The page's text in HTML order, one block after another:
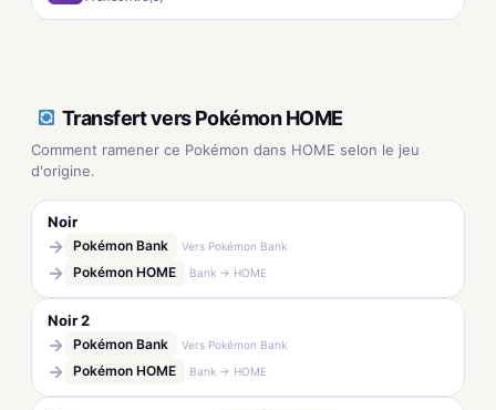
Transfert vers Pokémon HOME
Comment ramener ce Pokémon dans HOME selon le jeu
d'origine.
Noir
→ Pokémon Bank Vers Pokémon Bank
→ Pokémon HOME Bank → HOME
Noir 2
→ Pokémon Bank Vers Pokémon Bank
→ Pokémon HOME Bank → HOME